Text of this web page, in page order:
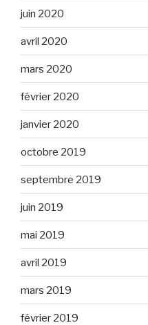
juin 2020
avril 2020
mars 2020
février 2020
janvier 2020
octobre 2019
septembre 2019
juin 2019
mai 2019
avril 2019
mars 2019
février 2019